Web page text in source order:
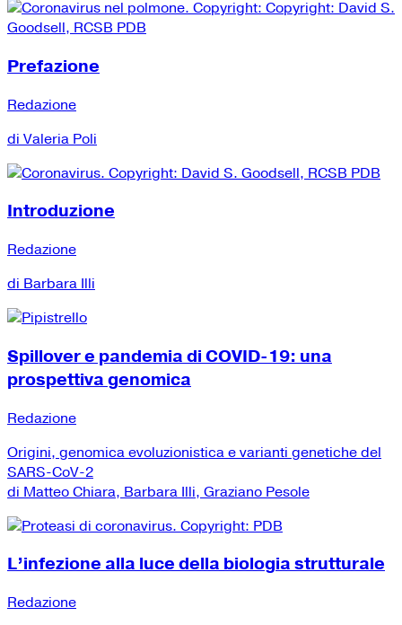
Prefazione
Redazione
di Valeria Poli
Introduzione
Redazione
di Barbara Illi
Spillover e pandemia di COVID-19: una
prospettiva genomica
Redazione
Origini, genomica evoluzionistica e varianti genetiche del
SARS-CoV-2
di Matteo Chiara, Barbara Illi, Graziano Pesole
L’infezione alla luce della biologia strutturale
Redazione